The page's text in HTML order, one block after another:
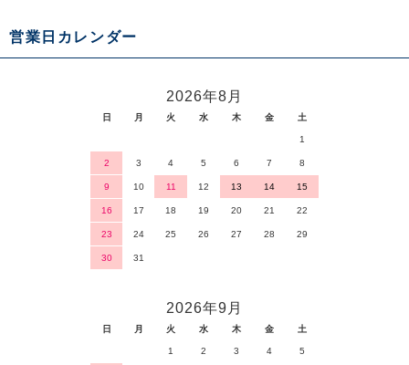
営業日カレンダー
2026年8月
日 月 火 水 木 金 土
1
2 3 4 5 6 7 8
9 10 11 12 13 14 15
16 17 18 19 20 21 22
23 24 25 26 27 28 29
30 31
2026年9月
日 月 火 水 木 金 土
1 2 3 4 5